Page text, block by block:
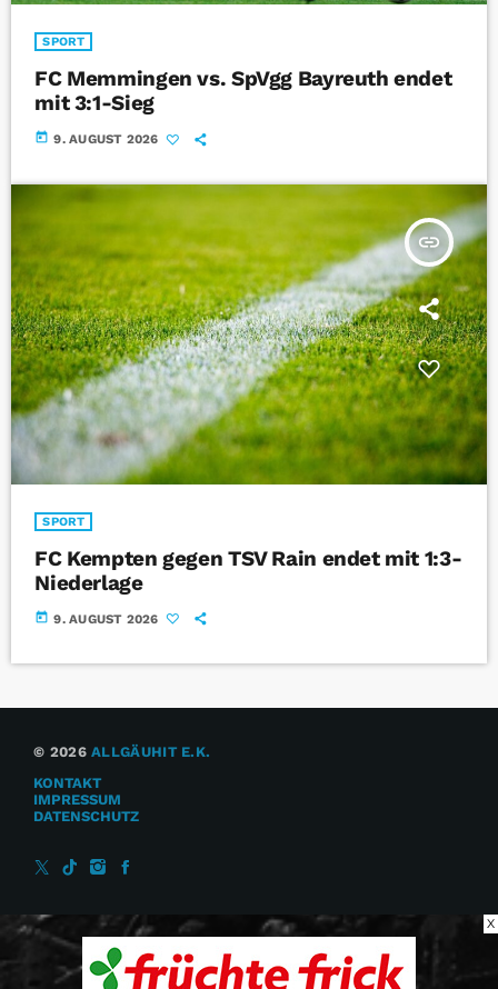
SPORT
FC Memmingen vs. SpVgg Bayreuth endet
mit 3:1-Sieg
today 9. AUGUST 2026
insert_link
SPORT
FC Kempten gegen TSV Rain endet mit 1:3-
Niederlage
today 9. AUGUST 2026
© 2026ALLGÄUHIT E.K.
KONTAKT
IMPRESSUM
DATENSCHUTZ
X